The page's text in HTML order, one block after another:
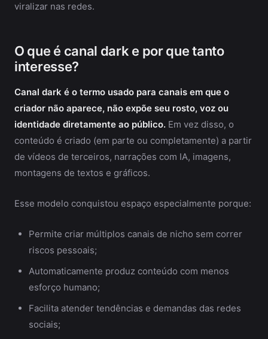
viralizar nas redes.
O que é canal dark e por que tanto
interesse?
Canal dark é o termo usado para canais em que o
criador não aparece, não expõe seu rosto, voz ou
identidade diretamente ao público. Em vez disso, o
conteúdo é criado (em parte ou completamente) a partir
de vídeos de terceiros, narrações com IA, imagens,
montagens de textos e gráficos.
Esse modelo conquistou espaço especialmente porque:
Permite criar múltiplos canais de nicho sem correr
riscos pessoais;
Automaticamente produz conteúdo com menos
esforço humano;
Facilita atender tendências e demandas das redes
sociais;